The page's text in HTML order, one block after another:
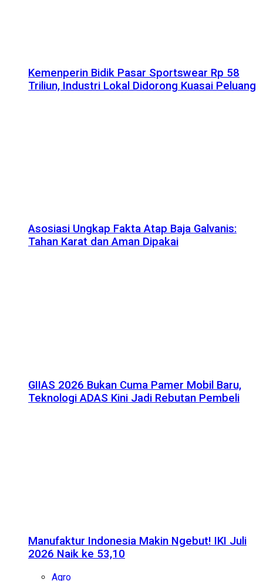
Kemenperin Bidik Pasar Sportswear Rp 58
Triliun, Industri Lokal Didorong Kuasai Peluang
Asosiasi Ungkap Fakta Atap Baja Galvanis:
Tahan Karat dan Aman Dipakai
GIIAS 2026 Bukan Cuma Pamer Mobil Baru,
Teknologi ADAS Kini Jadi Rebutan Pembeli
Manufaktur Indonesia Makin Ngebut! IKI Juli
2026 Naik ke 53,10
Agro